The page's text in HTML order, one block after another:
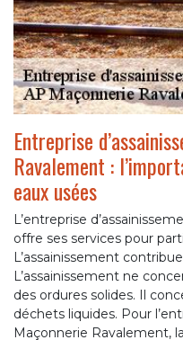
Entreprise
Ravalement :
eaux usées
L’entreprise
offre ses services pour
L’assainissement
L’assainissement ne
des ordures solides. Il
déchets liquides. Pour
Maçonnerie Ravalement,